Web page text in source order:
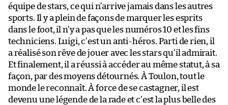
équipe de stars, ce qui n’arrive jamais dans les autres
sports. Il y a plein de façons de marquer les esprits
dans le foot, il n’y a pas que les numéros 10 et les fins
techniciens. Luigi, c’est un anti-héros. Parti de rien, il
a réalisé son rêve de jouer avec les stars qu’il admirait.
Et finalement, il a réussi à accéder au même statut, à sa
façon, par des moyens détournés. À Toulon, tout le
monde le reconnaît. À force de se castagner, il est
devenu une légende de la rade et c’est la plus belle des